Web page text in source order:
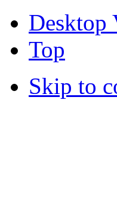
Desktop
Top
Skip to